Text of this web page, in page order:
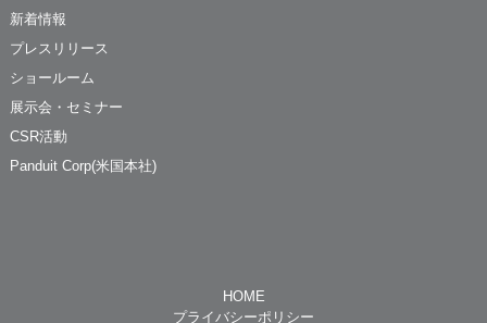
新着情報
プレスリリース
ショールーム
展示会・セミナー
CSR活動
Panduit Corp(米国本社)
HOME
プライバシーポリシー